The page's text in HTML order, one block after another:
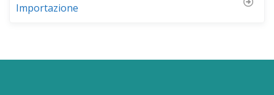
Importazione